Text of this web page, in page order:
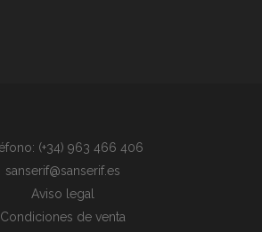
(+34) 963 466 406
sanserif@sanserif.es
Aviso legal
Condiciones de venta